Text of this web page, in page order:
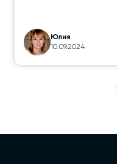
Юлия
10.09.2024